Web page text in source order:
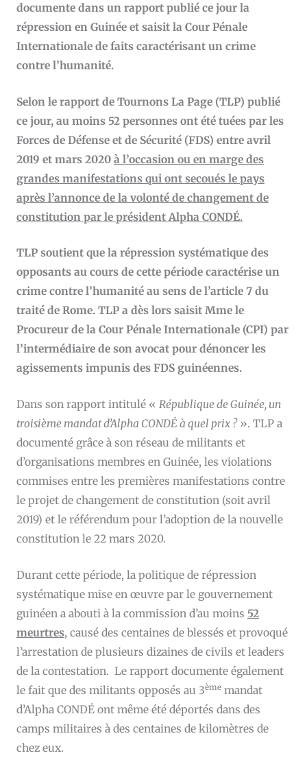
documente dans un rapport publié ce jour la
répression en Guinée et saisit la Cour Pénale
Internationale de faits caractérisant un crime
contre l’humanité.
Selon le rapport de Tournons La Page (TLP) publié
ce jour, au moins 52 personnes ont été tuées par les
Forces de Défense et de Sécurité (FDS) entre avril
2019 et mars 2020 à l’occasion ou en marge des
grandes manifestations qui ont secoués le pays
après l’annonce de la volonté de changement de
constitution par le président Alpha CONDÉ.
TLP soutient que la répression systématique des
opposants au cours de cette période caractérise un
crime contre l’humanité au sens de l’article 7 du
traité de Rome. TLP a dès lors saisit Mme le
Procureur de la Cour Pénale Internationale (CPI) par
l’intermédiaire de son avocat pour dénoncer les
agissements impunis des FDS guinéennes.
Dans son rapport intitulé « République de Guinée, un
troisième mandat d’Alpha CONDÉ à quel prix ?». TLP a
documenté grâce à son réseau de militants et
d’organisations membres en Guinée, les violations
commises entre les premières manifestations contre
le projet de changement de constitution (soit avril
2019) et le référendum pour l’adoption de la nouvelle
constitution le 22 mars 2020.
Durant cette période, la politique de répression
systématique mise en œuvre par le gouvernement
guinéen a abouti à la commission d’au moins 52
meurtres, causé des centaines de blessés et provoqué
l’arrestation de plusieurs dizaines de civils et leaders
de la contestation. Le rapport documente également
le fait que des militants opposés au 3èmemandat
d’Alpha CONDÉ ont même été déportés dans des
camps militaires à des centaines de kilomètres de
chez eux.